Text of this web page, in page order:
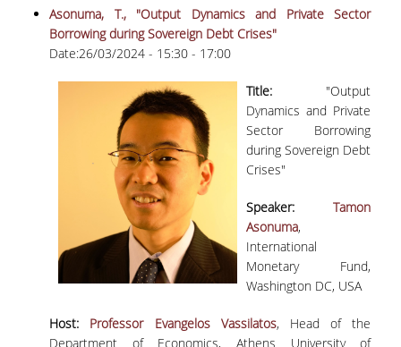
ΕΚΘΕΣΕΙΣ ΕΞΩΤΕΡΙΚΗΣ
ΑΞΙΟΛΟΓΗΣΗΣ
ΜΟ.ΔΙ.Π
ΕΡΕΥΝΑ
ΣΕΙΡΕΣ ΣΕΜΙΝΑΡΙΩΝ
WORKING PAPERS
ΔΗΜΟΣΙΕΥΣΕΙΣ
ΔΙΟΡΓΑΝΩΣΗ ΣΥΝΕΔΡΙΩΝ
ΑΛΛΕΣ ΔΡΑΣΤΗΡΙΟΤΗΤΕΣ ΜΕΛΩΝ ΔΕΠ
Asonuma, T., "Output Dynamics and Private Sector
Borrowing during Sovereign Debt Crises"
Date:26/03/2024 - 15:30 - 17:00
Title: "Output
Dynamics and Private
Sector Borrowing
during Sovereign Debt
Crises"
Speaker:
Tamon
Asonuma,
International
Monetary Fund,
Washington DC, USA
Host: Professor Evangelos Vassilatos, Head of the
Department of Economics, Athens University of